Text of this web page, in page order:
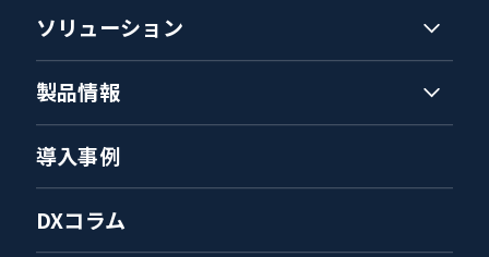
ソリューション
製品情報
導入事例
DXコラム